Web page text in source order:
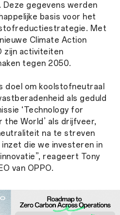
Deze gegevens werden
basis voor het
Met
Climate Action
zijn activiteiten
tegen 2050.
doel om koolstofneutraal
als geduld
‘Technology for
the World’ als drijfveer,
na te streven
die we investeren in
reageert Tony
van OPPO.